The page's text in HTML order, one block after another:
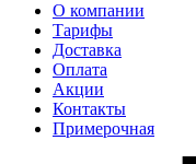
О компании
Тарифы
Доставка
Оплата
Акции
Контакты
Примерочная